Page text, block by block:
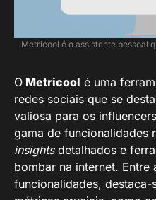
Metricool é o assistente pessoal
O Metricool é uma
redes sociais que se
valiosa para os
gama de funcionalidades
insightsdetalhados e
bombar na internet. Entre
funcionalidades,